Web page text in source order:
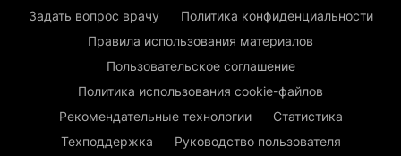
Задать вопрос врачу
Политика конфиденциальности
Правила использования материалов
Пользовательское соглашение
Политика использования cookie-файлов
Рекомендательные технологии
Статистика
Техподдержка
Руководство пользователя